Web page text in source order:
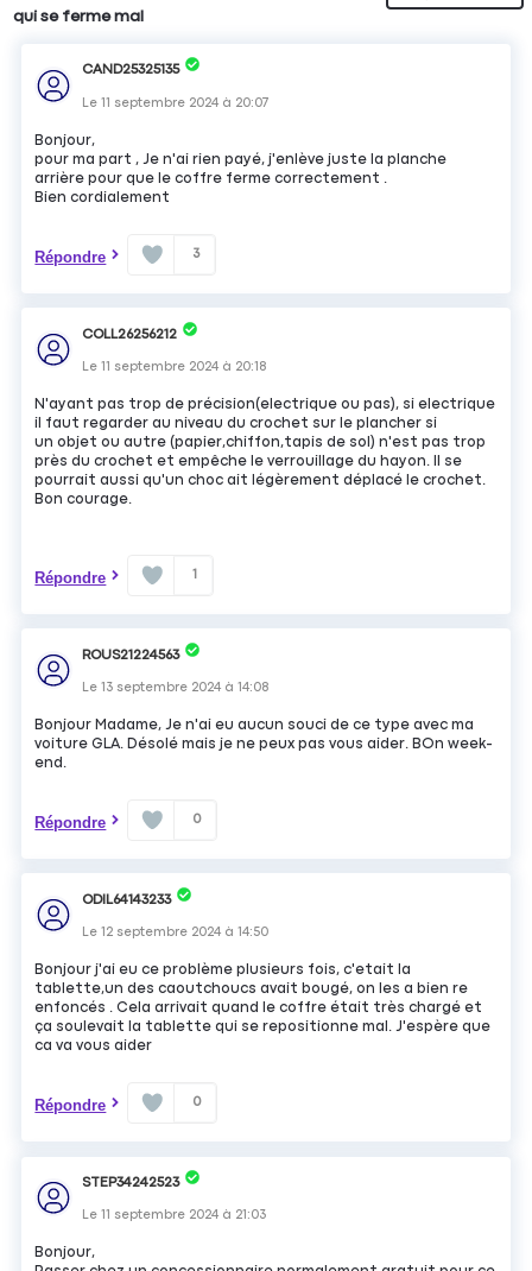
qui se ferme mal
CAND25325135
Le11 septembre 2024 à 20:07
Bonjour,
pour ma part , Je n'ai rien payé, j'enlève juste la planche
arrière pour que le coffre ferme correctement .
Bien cordialement
Répondre 3
COLL26256212
Le11 septembre 2024 à 20:18
N'ayant pas trop de précision(electrique ou pas), si electrique
il faut regarder au niveau du crochet sur le plancher si
un objet ou autre (papier,chiffon,tapis de sol) n'est pas trop
près du crochet et empêche le verrouillage du hayon. Il se
pourrait aussi qu'un choc ait légèrement déplacé le crochet.
Bon courage.
Répondre 1
ROUS21224563
Le13 septembre 2024 à14:08
Bonjour Madame, Je n'ai eu aucun souci de ce type avec ma
voiture GLA. Désolé mais je ne peux pas vous aider. BOn week-
end.
Répondre 0
ODIL64143233
Le12 septembre 2024 à14:50
Bonjour j'ai eu ce problème plusieurs fois, c'etait la
tablette,un des caoutchoucs avait bougé, on les a bien re
enfoncés . Cela arrivait quand le coffre était très chargé et
ça soulevait la tablette qui se repositionne mal. J'espère que
ca va vous aider
Répondre 0
STEP34242523
Le11 septembre 2024 à 21:03
Bonjour,